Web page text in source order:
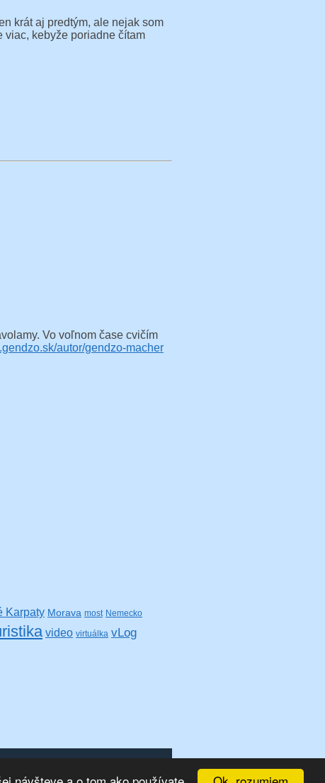
krát aj predtým, ale nejak som
viac, kebyže poriadne čítam
Vo voľnom čase cvičím
autor/gendzo-macher
Karpaty Morava most Nemecko
video virtuálka vLog